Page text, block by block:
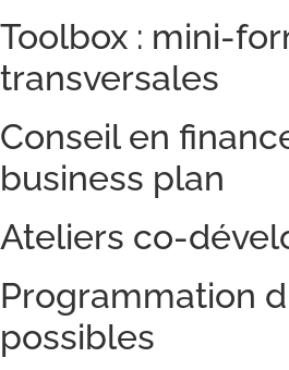
Toolbox : mini-
transversales
Conseil en
business plan
Ateliers co-
Programmation
possibles